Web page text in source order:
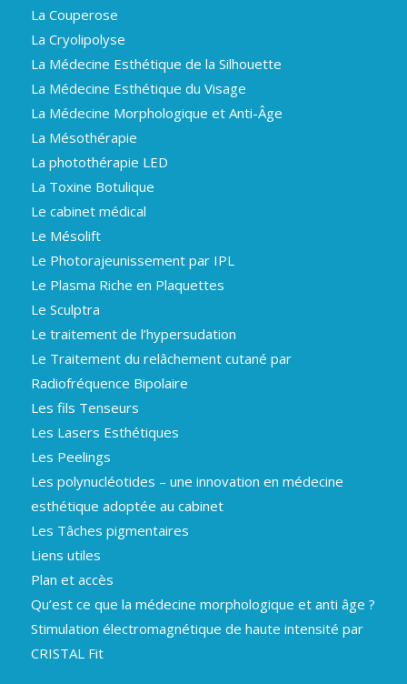
La Couperose
La Cryolipolyse
La Médecine Esthétique de la Silhouette
La Médecine Esthétique du Visage
La Médecine Morphologique et Anti-Âge
La Mésothérapie
La photothérapie LED
La Toxine Botulique
Le cabinet médical
Le Mésolift
Le Photorajeunissement par IPL
Le Plasma Riche en Plaquettes
Le Sculptra
Le traitement de l’hypersudation
Le Traitement du relâchement cutané par
Radiofréquence Bipolaire
Les fils Tenseurs
Les Lasers Esthétiques
Les Peelings
Les polynucléotides – une innovation en médecine
esthétique adoptée au cabinet
Les Tâches pigmentaires
Liens utiles
Plan et accès
Qu’est ce que la médecine morphologique et anti âge ?
Stimulation électromagnétique de haute intensité par
CRISTAL Fit